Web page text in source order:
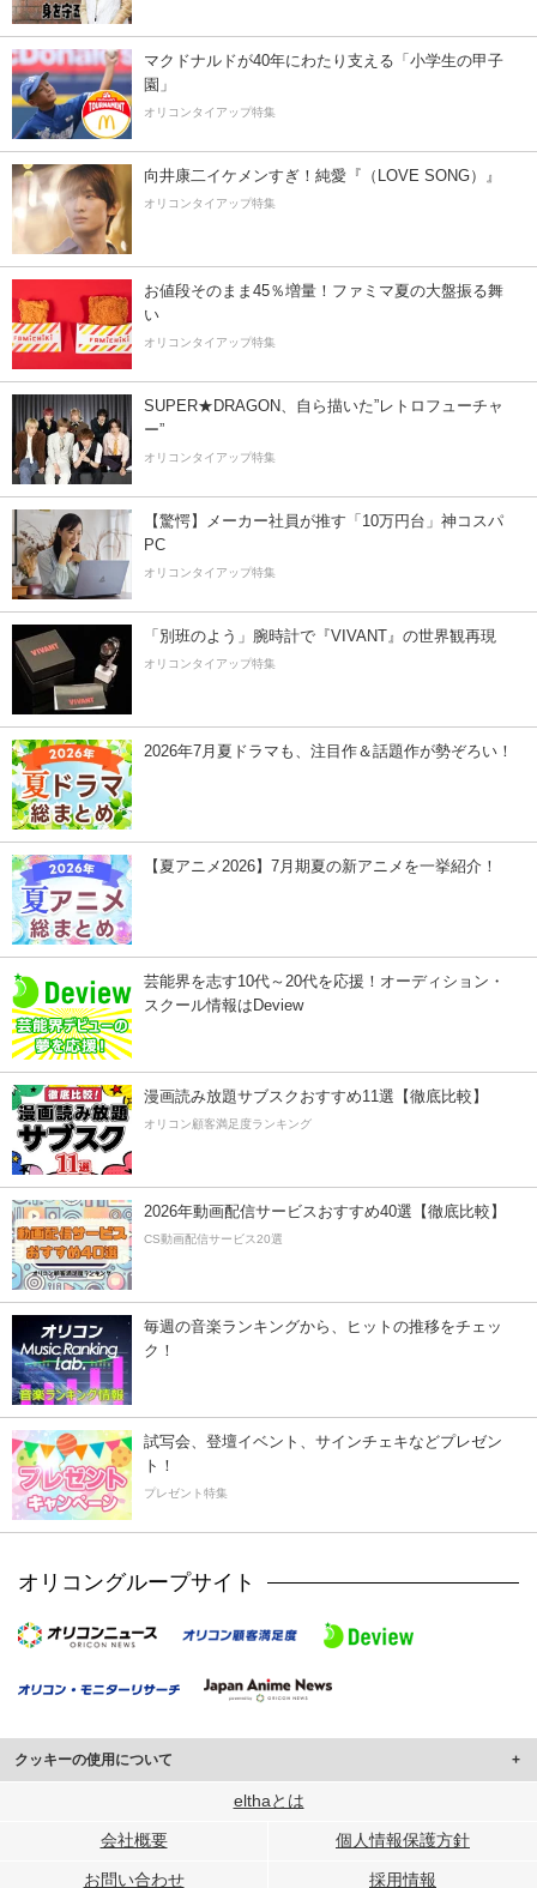
マクドナルドが40年にわたり支える「小学生の甲子
園」
オリコンタイアップ特集
向井康二イケメンすぎ！純愛『（LOVE SONG）』
オリコンタイアップ特集
お値段そのまま45％増量！ファミマ夏の大盤振る舞
い
オリコンタイアップ特集
SUPER★DRAGON、自ら描いた”レトロフューチャ
ー”
オリコンタイアップ特集
【驚愕】メーカー社員が推す「10万円台」神コスパ
PC
オリコンタイアップ特集
「別班のよう」腕時計で『VIVANT』の世界観再現
オリコンタイアップ特集
2026年7月夏ドラマも、注目作＆話題作が勢ぞろい！
【夏アニメ2026】7月期夏の新アニメを一挙紹介！
芸能界を志す10代～20代を応援！オーディション・
スクール情報はDeview
漫画読み放題サブスクおすすめ11選【徹底比較】
オリコン顧客満足度ランキング
2026年動画配信サービスおすすめ40選【徹底比較】
CS動画配信サービス20選
毎週の音楽ランキングから、ヒットの推移をチェッ
ク！
試写会、登壇イベント、サインチェキなどプレゼン
ト！
プレゼント特集
オリコングループサイト
クッキーの使用について
このサイトでは Cookie を使用して、ユーザーに合わせたコンテンツや広告の
行っています。
メディアや広告配信、データ解析の各パートナーに提供しています。
elthaとは
会社概要 個人情報保護方針
お問い合わせ 採用情報